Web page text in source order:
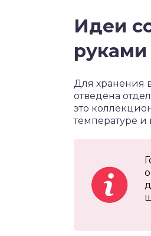
Идеи
руками
Для хранения
отведена
это
температуре